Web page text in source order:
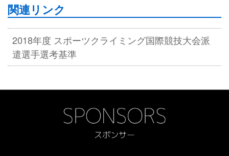
関連リンク
2018年度 スポーツクライミング国際競技大会派
遣選手選考基準